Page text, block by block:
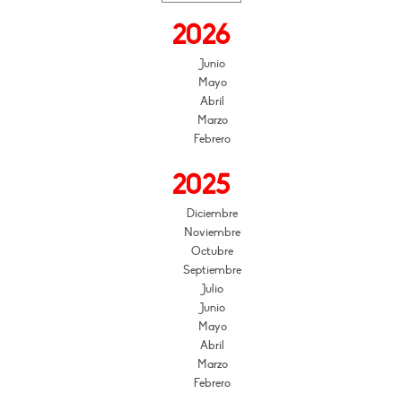
2026
Junio
Mayo
Abril
Marzo
Febrero
2025
Diciembre
Noviembre
Octubre
Septiembre
Julio
Junio
Mayo
Abril
Marzo
Febrero